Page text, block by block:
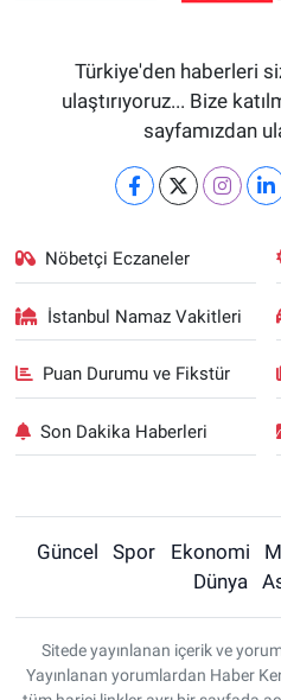
Türkiye'den haberleri
ulaştırıyoruz... Bize
sayfamızdan
Nöbetçi Eczaneler
İstanbul Namaz Vakitleri
Puan Durumu ve Fikstür
Son Dakika Haberleri
Güncel Spor Ekonomi
Dünya
Sitede yayınlanan içerik ve
Yayınlanan yorumlardan Haber